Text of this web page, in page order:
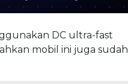
DC ultra-fast
mobil ini juga sudah